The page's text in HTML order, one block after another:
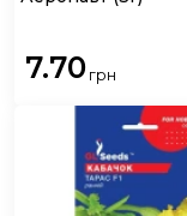
7.70 грн